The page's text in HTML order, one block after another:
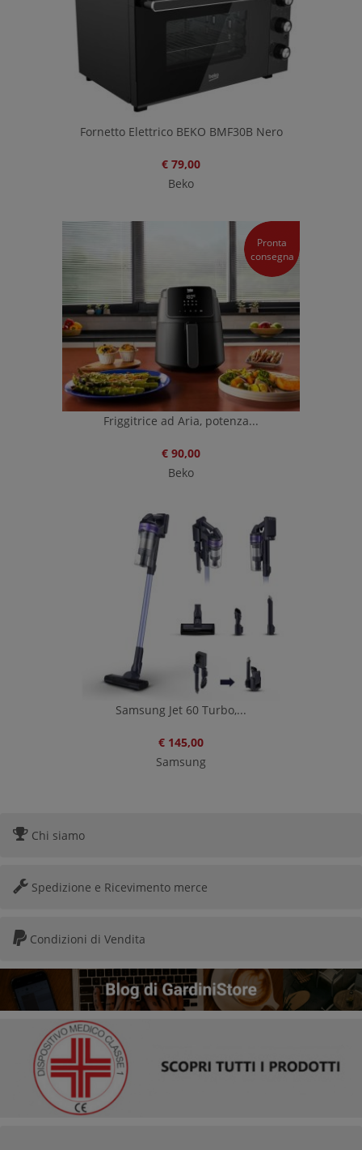
Fornetto Elettrico BEKO BMF30B Nero
€ 79,00
Beko
Pronta
consegna
Friggitrice ad Aria, potenza...
€ 90,00
Beko
Samsung Jet 60 Turbo,...
€ 145,00
Samsung
Chi siamo
Spedizione e Ricevimento merce
Condizioni di Vendita